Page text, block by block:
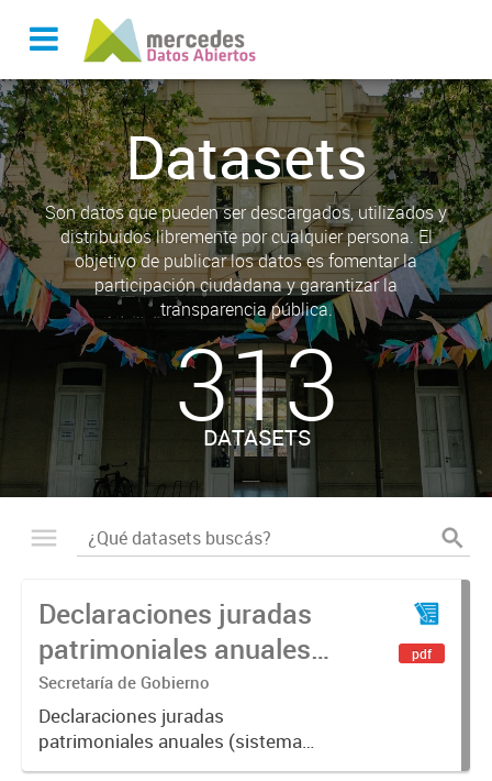
Datasets
Son datos que pueden ser descargados, utilizados y
distribuidos libremente por cualquier persona. El
objetivo de publicar los datos es fomentar la
participación ciudadana y garantizar la
transparencia pública.
313
DATASETS
Declaraciones juradas
patrimoniales anuales
2019-2024
Secretaría de Gobierno
Declaraciones juradas
patrimoniales anuales (sistema
AFIP-PBA) de funcionarios/as.
pdf